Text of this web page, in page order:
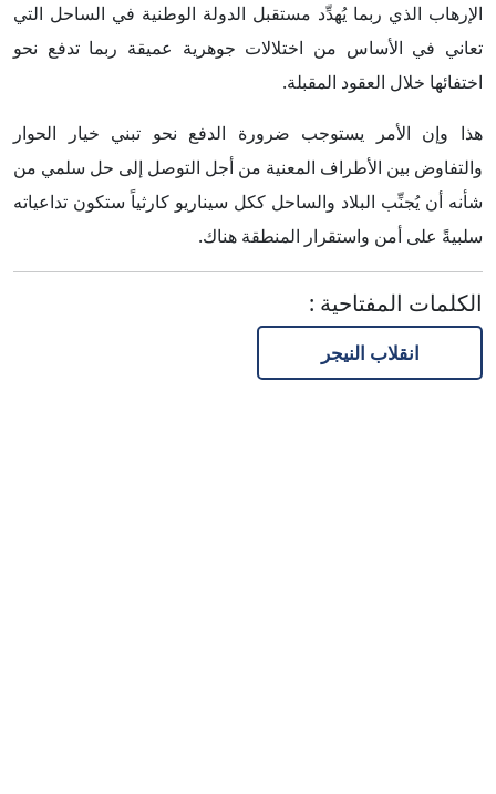
الإرهاب الذي ربما يُهدِّد مستقبل الدولة الوطنية في الساحل التي
تعاني في الأساس من اختلالات جوهرية عميقة ربما تدفع نحو
اختفائها خلال العقود المقبلة.
هذا وإن الأمر يستوجب ضرورة الدفع نحو تبني خيار الحوار
والتفاوض بين الأطراف المعنية من أجل التوصل إلى حل سلمي من
شأنه أن يُجنِّب البلاد والساحل ككل سيناريو كارثياً ستكون تداعياته
سلبيةً على أمن واستقرار المنطقة هناك.
الكلمات المفتاحية :
انقلاب النيجر